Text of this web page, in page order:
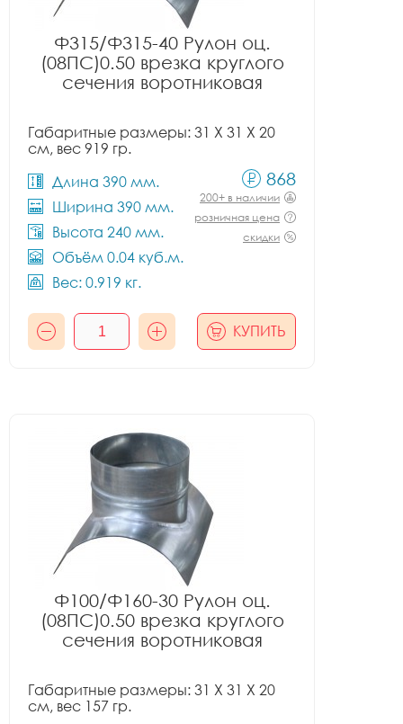
Ф315/Ф315-40 Рулон оц.
(08ПС)0.50 врезка круглого
сечения воротниковая
Габаритные размеры: 31 X 31 X 20
см, вес 919 гр.
Длина 390 мм.
Ширина 390 мм.
Высота 240 мм.
Объём 0.04 куб.м.
Вес: 0.919 кг.
868
200+ в наличии
розничная цена
скидки
КУПИТЬ
Ф100/Ф160-30 Рулон оц.
(08ПС)0.50 врезка круглого
сечения воротниковая
Габаритные размеры: 31 X 31 X 20
см, вес 157 гр.